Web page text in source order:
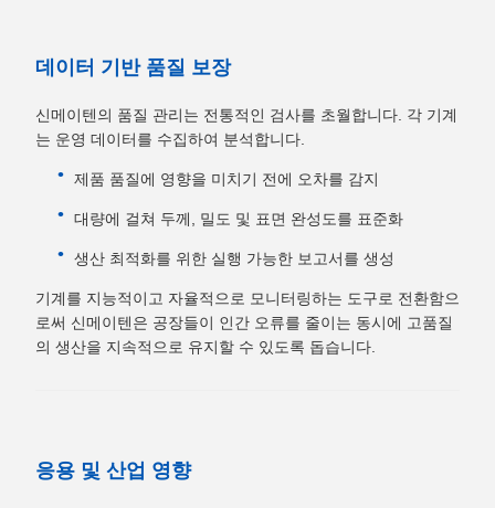
데이터 기반 품질 보장
신메이텐의 품질 관리는 전통적인 검사를 초월합니다. 각 기계
는 운영 데이터를 수집하여 분석합니다.
제품 품질에 영향을 미치기 전에 오차를 감지
대량에 걸쳐 두께, 밀도 및 표면 완성도를 표준화
생산 최적화를 위한 실행 가능한 보고서를 생성
기계를 지능적이고 자율적으로 모니터링하는 도구로 전환함으
로써 신메이텐은 공장들이 인간 오류를 줄이는 동시에 고품질
의 생산을 지속적으로 유지할 수 있도록 돕습니다.
응용 및 산업 영향